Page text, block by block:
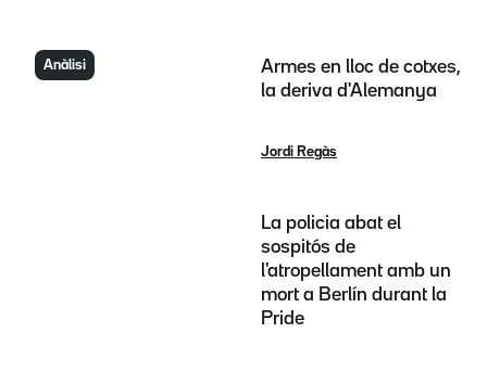
Anàlisi
Armes en lloc de cotxes,
la deriva d'Alemanya
Jordi Regàs
La policia abat el
sospitós de
l'atropellament amb un
mort a Berlín durant la
Pride